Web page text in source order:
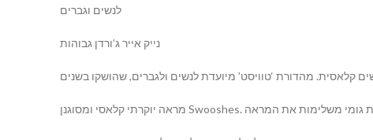
לנשים וגברים
נייק אייר ג’ורדן גבוהות